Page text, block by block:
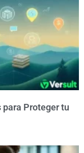
Proteger tu